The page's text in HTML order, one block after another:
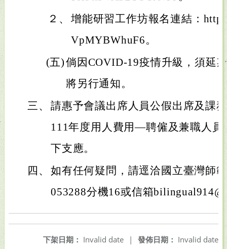
２、 增能研習工作坊報名連結：
VpMYBWhuF6。
(五)倘因COVID-19疫情升級，須延
將另行通知。
三、 請惠予會議出席人員公假出席及課
111年度用人費用—聘僱及兼職人
下支應。
四、 如有任何疑問，請逕洽國立臺灣師
053288分機16或信箱
發佈日期： Invalid date
下架日期： Invalid date
|